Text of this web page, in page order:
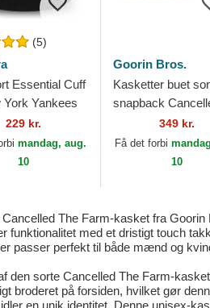
(5)
Essential Cuff
York Yankees
Era
229 kr.
mandag, aug.
10
Goorin Bros.
Kasketter buet
snapback
Denim Skull The
Goorin Bros.
349 kr.
Få det forbi
10
The Farm-kasket fra
funktionalitet med et dristigt touch
passer perfekt til både mænd og
den sorte Cancelled The Farm-
broderet på forsiden, hvilket gør
en unik identitet. Denne unisex-